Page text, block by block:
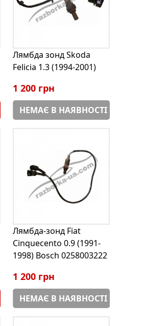
Лямбда зонд Skoda
Felicia 1.3 (1994-2001)
1 200 грн
НЕМАЄ В НАЯВНОСТІ
Лямбда-зонд Fiat
Cinquecento 0.9 (1991-
1998) Bosch 0258003222
1 200 грн
НЕМАЄ В НАЯВНОСТІ